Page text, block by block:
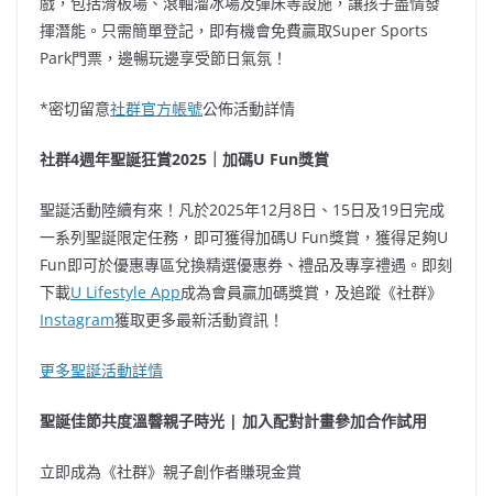
揮潛能。只需簡單登記，即有機會免費贏取Super Sports
Park門票，邊暢玩邊享受節日氣氛！
*密切留意社群官方帳號公佈活動詳情
社群4週年聖誕狂賞2025｜加碼U Fun獎賞
聖誕活動陸續有來！凡於2025年12月8日、15日及19日完成
一系列聖誕限定任務，即可獲得加碼U Fun獎賞，獲得足夠U⁠
⁠Fun即可於優惠專區兌換精選優惠券、禮品及⁠專⁠享⁠禮遇。即刻
下載U Lifestyle App成為會員贏加碼獎賞，及追蹤《社群》
Instagram獲取更多最新活動資訊！
更多聖誕活動詳情
聖誕佳節共度溫韾親子時光 | 加入配對計畫參加合作試用
立即成為《社群》親子創作者賺現金賞